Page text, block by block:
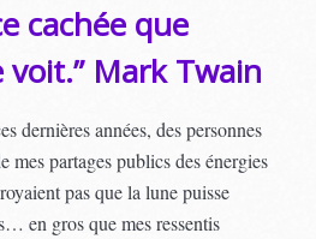
cachée que
Mark Twain
dernières années, des personnes
mes partages publics des énergies
pas que la lune puisse
en gros que mes ressentis